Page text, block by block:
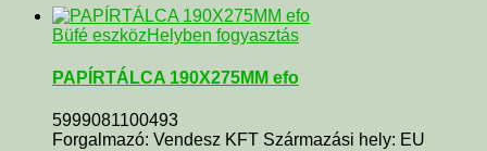
Büfé eszközHelyben fogyasztás
PAPÍRTÁLCA 190X275MM efo
5999081100493
Forgalmazó: Vendesz KFT Származási hely: EU